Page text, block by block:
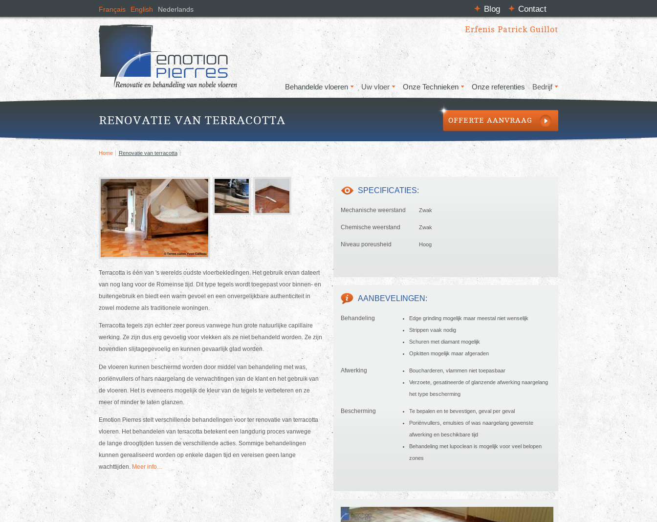
en naar
de inhoud
gaan
Français English Nederlands Blog Contact
Erfenis Patrick Guillot
Behandelde vloeren Uw vloer Onze Technieken Onze referenties Bedrijf
RENOVATIE VAN TERRACOTTA OFFERTE AANVRAAG
Home Renovatie van terracotta
Terracotta is één van 's werelds oudste vloerbekledingen. Het gebruik ervan dateert
van nog lang voor de Romeinse tijd. Dit type tegels wordt toegepast voor binnen- en
buitengebruik en biedt een warm gevoel en een onvergelijkbare authenticiteit in
zowel moderne als traditionele woningen.
Terracotta tegels zijn echter zeer poreus vanwege hun grote natuurlijke capillaire
werking. Ze zijn dus erg gevoelig voor vlekken als ze niet behandeld worden. Ze zijn
bovendien slijtagegevoelig en kunnen gevaarlijk glad worden.
De vloeren kunnen beschermd worden door middel van behandeling met was,
poriënvullers of hars naargelang de verwachtingen van de klant en het gebruik van
de vloeren. Het is eveneens mogelijk de kleur van de tegels te verbeteren en ze
meer of minder te laten glanzen.
Emotion Pierres stelt verschillende behandelingen voor ter renovatie van terracotta
vloeren. Het behandelen van terracotta betekent een langdurig proces vanwege
de lange droogtijden tussen de verschillende acties. Sommige behandelingen
kunnen gerealiseerd worden op enkele dagen tijd en vereisen geen lange
wachttijden. Meer info…
SPECIFICATIES:
Mechanische weerstand Zwak
Chemische weerstand Zwak
Niveau poreusheid Hoog
AANBEVELINGEN:
Behandeling
Edge grinding mogelijk maar meestal niet wenselijk
Strippen vaak nodig
Schuren met diamant mogelijk
Opkitten mogelijk maar afgeraden
Afwerking
Boucharderen, vlammen niet toepasbaar
Verzoete, gesatineerde of glanzende afwerking naargelang
het type bescherming
Bescherming
Te bepalen en te bevestigen, geval per geval
Poriënvullers, emulsies of was naargelang gewenste
afwerking en beschikbare tijd
Behandeling met lupoclean is mogelijk voor veel belopen
zones